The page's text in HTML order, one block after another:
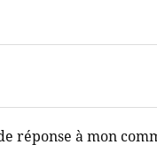
réponse à mon